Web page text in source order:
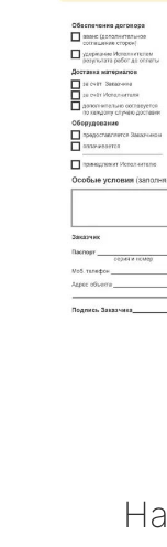
метро Новые
метро
метро
метро
метро
метро
метро